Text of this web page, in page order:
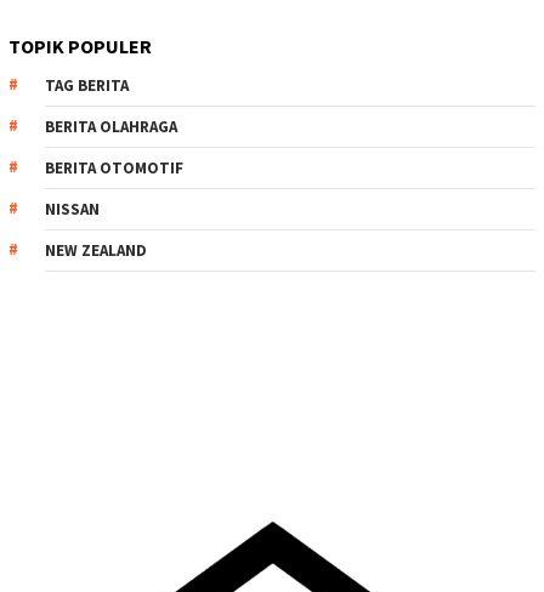
TOPIK POPULER
TAG BERITA
BERITA OLAHRAGA
BERITA OTOMOTIF
NISSAN
NEW ZEALAND